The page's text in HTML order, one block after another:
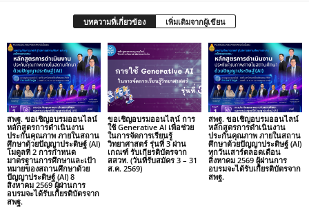
บทความที่เกี่ยวข้อง เพิ่มเติมจากผู้เขียน
สพฐ. ขอเชิญอบรมออนไลน์
หลักสูตรการดำเนินงาน
ประกันคุณภาพ ภายในสถาน
ศึกษาด้วยปัญญาประดิษฐ์ (AI)
โมดูลที่ 2 การกำหนด
มาตรฐานการศึกษาและเป้า
หมายของสถานศึกษาด้วย
ปัญญาประดิษฐ์ (AI) 8
สิงหาคม 2569 ผู้ผ่านการ
อบรมจะได้รับเกียรติบัตรจาก
สพฐ.
ขอเชิญอบรมออนไลน์ การ
ใช้ Generative AI เพื่อช่วย
ในการจัดการเรียนรู้
วิทยาศาสตร์ รุ่นที่ 3 ผ่าน
เกณฑ์ รับเกียรติบัตรจาก
สสวท. (วันที่รับสมัคร 3 – 31
ส.ค. 2569)
สพฐ. ขอเชิญอบรมออนไลน์
หลักสูตรการดำเนินงาน
ประกันคุณภาพ ภายในสถาน
ศึกษาด้วยปัญญาประดิษฐ์ (AI)
ทุกวันเสาร์ตลอดเดือน
สิงหาคม 2569 ผู้ผ่านการ
อบรมจะได้รับเกียรติบัตรจาก
สพฐ.